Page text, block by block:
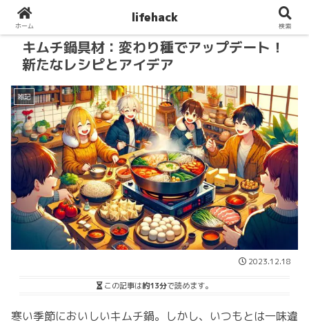
キムチ鍋具材：変わり種でアップデート！
新たなレシピとアイデア
雑記
2023.12.18
この記事は約13分で読めます。
寒い季節においしいキムチ鍋。しかし、いつもとは一味違
ホーム
lifehack
検索